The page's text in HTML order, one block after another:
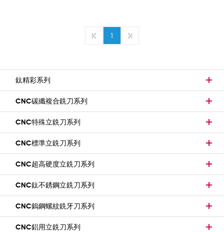
1
鈦精彩系列
CNC碳纖複合銑刀系列
CNC特殊立銑刀系列
CNC標準立銑刀系列
CNC超高硬度立銑刀系列
CNC鈦不銹鋼立銑刀系列
CNC鎢鋼螺紋銑牙刀系列
CNC鋁用立銑刀系列